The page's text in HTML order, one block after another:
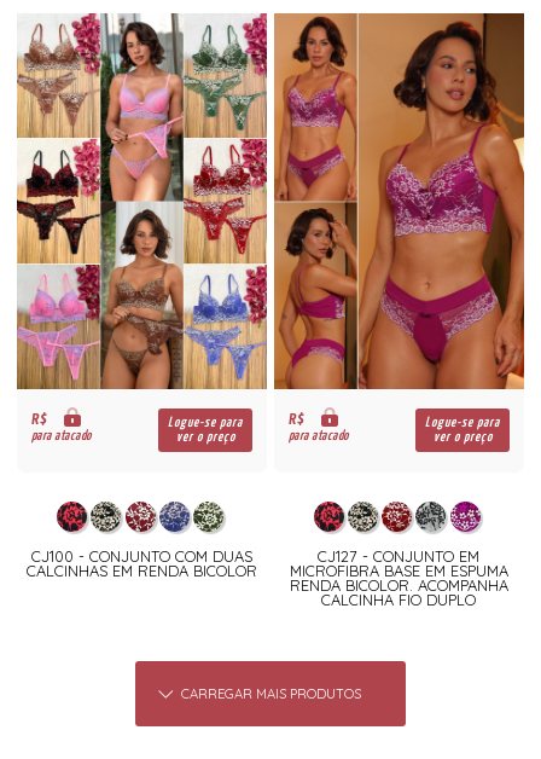
R$
para atacado
Logue-se para
ver o preço
CJ100 - CONJUNTO COM DUAS
CALCINHAS EM RENDA BICOLOR
R$
para atacado
Logue-se para
ver o preço
CJ127 - CONJUNTO EM
MICROFIBRA BASE EM ESPUMA
RENDA BICOLOR. ACOMPANHA
CALCINHA FIO DUPLO
CARREGAR MAIS PRODUTOS